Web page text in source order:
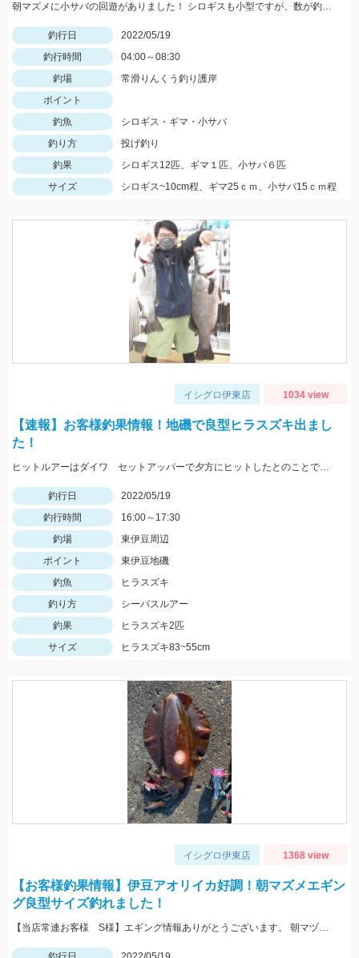
朝マズメに小サバの回遊がありました！ シロギスも小型ですが、数が釣れていますよ！
釣行日
2022/05/19
釣行時間
04:00～08:30
釣場
常滑りんくう釣り護岸
ポイント
釣魚
シロギス・ギマ・小サバ
釣り方
投げ釣り
釣果
シロギス12匹、ギマ１匹、小サバ６匹
サイズ
シロギス~10cm程、ギマ25ｃｍ、小サバ15ｃｍ程
イシグロ伊東店 1034 view
【速報】お客様釣果情報！地磯で良型ヒラスズキ出まし
た！
ヒットルアーはダイワ セットアッパーで夕方にヒットしたとのことです。83ｃｍ5ｋｇのナイスサイズでした！情報提供ありがとうございます！
釣行日
2022/05/19
釣行時間
16:00～17:30
釣場
東伊豆周辺
ポイント
東伊豆地磯
釣魚
ヒラスズキ
釣り方
シーバスルアー
釣果
ヒラスズキ2匹
サイズ
ヒラスズキ83~55cm
イシグロ伊東店 1368 view
【お客様釣果情報】伊豆アオリイカ好調！朝マズメエギン
グ良型サイズ釣れました！
【当店常連お客様 S様】エギング情報ありがとうございます。 朝マヅメの時間帯３杯立て続けに、1.8㌔・800ｇ・900ｇが釣れました！ 1.8㌔のヒットエギは【エギ王Ｋ3.5号 黒潮ＳＰ マッスルファイト】